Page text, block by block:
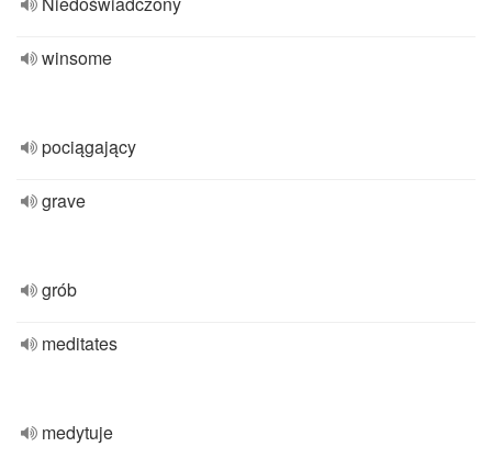
winsome
pociągający
grave
grób
meditates
medytuje